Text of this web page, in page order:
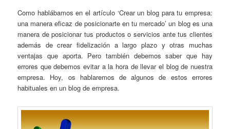
Como hablábamos en el artículo ‘Crear un blog para tu empresa:
una manera eficaz de posicionarte en tu mercado’ un blog es una
manera de posicionar tus productos o servicios ante tus clientes
además de crear fidelización a largo plazo y otras muchas
ventajas que aporta. Pero también debemos saber que hay
errores que debemos evitar a la hora de llevar el blog de nuestra
empresa. Hoy, os hablaremos de algunos de estos errores
habituales en un blog de empresa.